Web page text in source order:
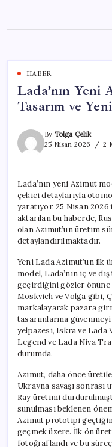
content
HABER
Lada’nın
Tasarım ve
By Tolga Çelik
25 Nisan 2026
2
Lada’nın yeni Azimut
çekici detaylarıyla
yaratıyor. 25 Nisan
aktarılan bu haberde,
olan Azimut’un üretim
detaylandırılmaktadır.
Yeni Lada Azimut’un ilk
model, Lada’nın iç ve
geçirdiğini gözler önüne
Moskvich ve Volga gibi,
markalayarak pazara
tasarımlarına
yelpazesi, Iskra ve Lada
Legend ve Lada Niva
durumda.
Azimut, daha önce
Ukrayna savaşı sonrası
Ray üretimi
sunulması beklenen
Azimut prototipi
geçmek üzere. İlk ön
fotoğraflandı ve bu